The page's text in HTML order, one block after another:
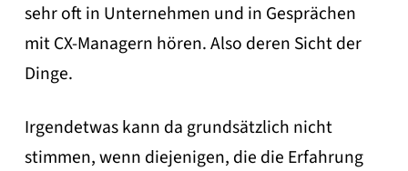
sehr oft in Unternehmen und in Gesprächen
mit CX-Managern hören. Also deren Sicht der
Dinge.
Irgendetwas kann da grundsätzlich nicht
stimmen, wenn diejenigen, die die Erfahrung